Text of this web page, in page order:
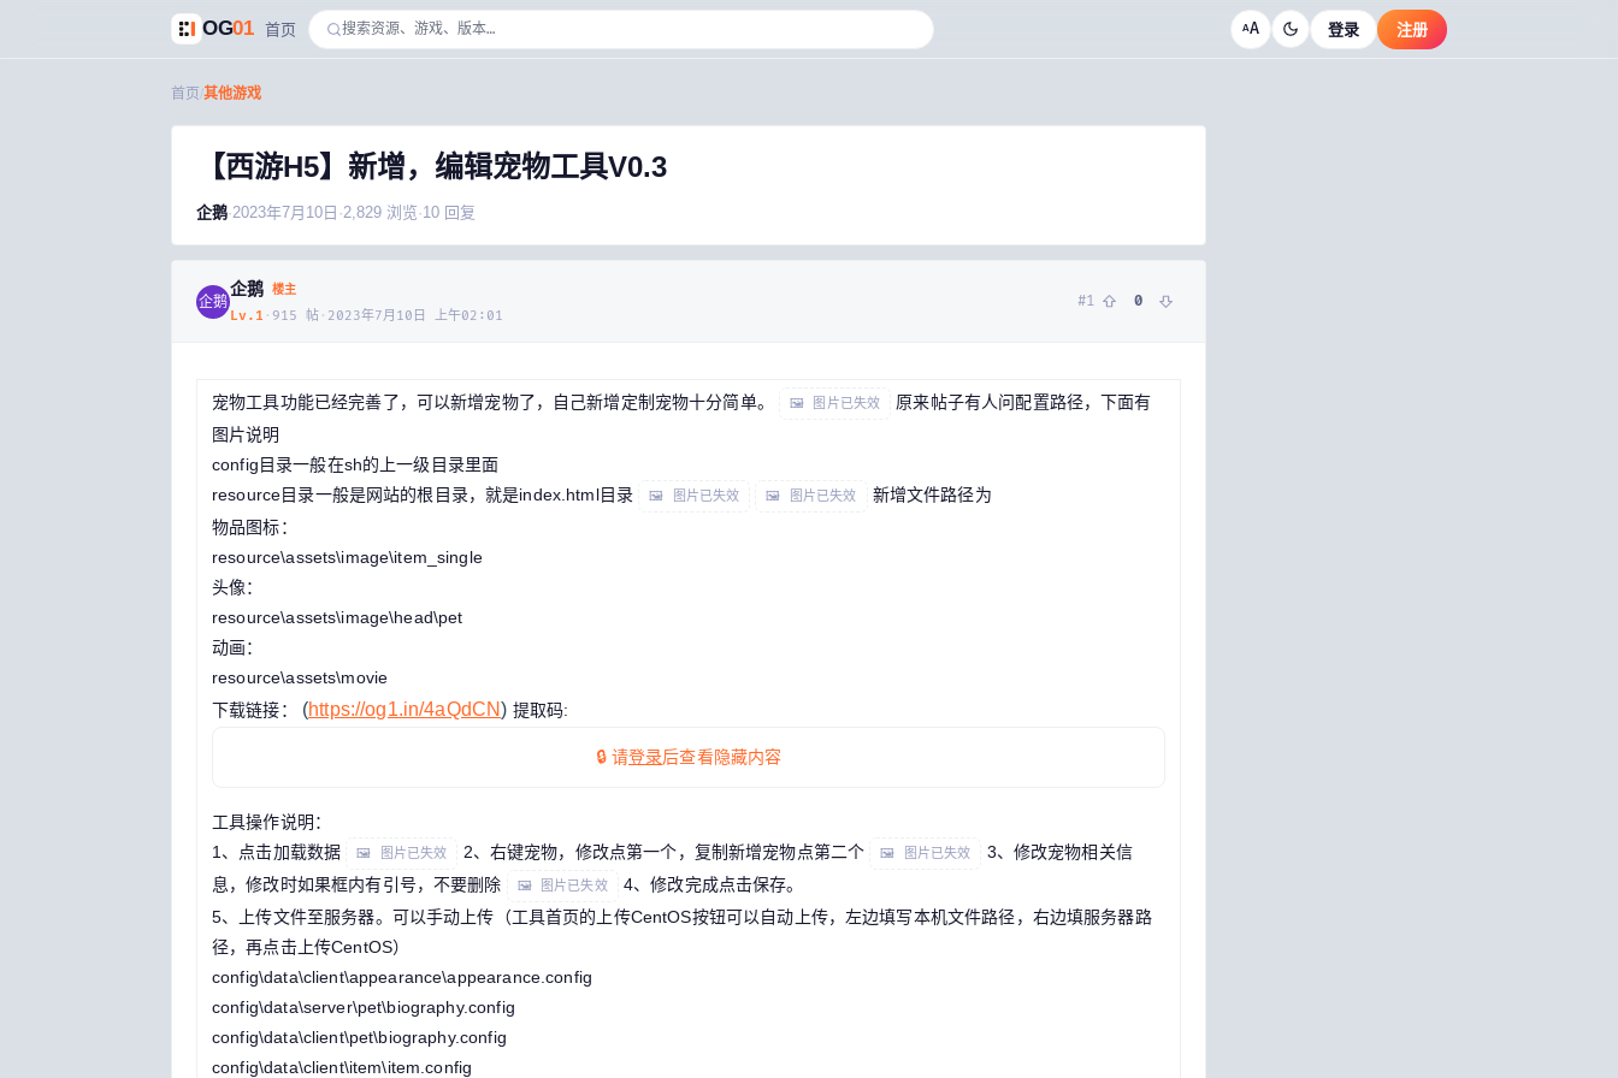
OG01 首页 AA 登录 注册
首页 其他游戏
【西游H5】新增，编辑宠物工具V0.3
企鹅·2023年7月10日 ·2,829 浏览·10 回复
企鹅
企鹅 楼主
Lv. 1 · 915 帖 · 2023年7月10日 上午02:01
#1 0
宠物工具功能已经完善了，可以新增宠物了，自己新增定制宠物十分简单。 🖼 图片已失效
原来帖子有人问配置路径，下面有
图片说明
config目录一般在sh的上一级目录里面
resource目录一般是网站的根目录，就是index.html目录
🖼 图片已失效 🖼 图片已失效
新增文件路径为
物品图标：
resource\assets\image\item_single
头像：
resource\assets\image\head\pet
动画：
resource\assets\movie
下载链接： (https://og1.in/4aQdCN) 提取码:
🔒 请登录后查看隐藏内容
工具操作说明：
1、点击加载数据
🖼 图片已失效 2、右键宠物，修改点第一个，复制新增宠物点第二个 🖼 图片已失效
3、修改宠物相关信
息，修改时如果框内有引号，不要删除
🖼 图片已失效
4、修改完成点击保存。
5、上传文件至服务器。可以手动上传（工具首页的上传CentOS按钮可以自动上传，左边填写本机文件路径，右边填服务器路
径，再点击上传CentOS）
config\data\client\appearance\appearance.config
config\data\server\pet\biography.config
config\data\client\pet\biography.config
config\data\client\item\item.config